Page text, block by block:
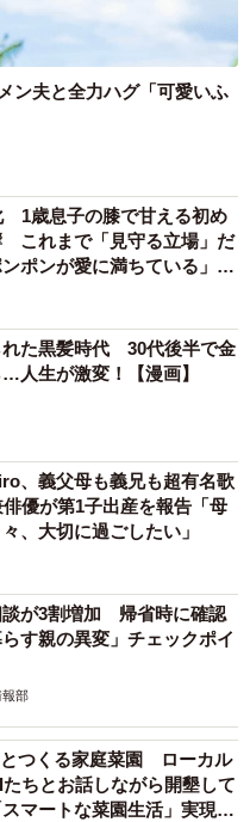
ン夫と全力ハグ「可愛いふ
1歳息子の膝で甘える初め
これまで「見守る立場」だ
ポンが愛に満ちている」
れた黒髪時代 30代後半で金
人生が激変！【漫画】
、義父母も義兄も超有名歌
優が第1子出産を報告「母
、大切に過ごしたい」
談が3割増加 帰省時に確認
す親の異変」チェックポイ
報部
つくる家庭菜園 ローカル
ちとお話しながら開墾して
マートな菜園生活」実現な